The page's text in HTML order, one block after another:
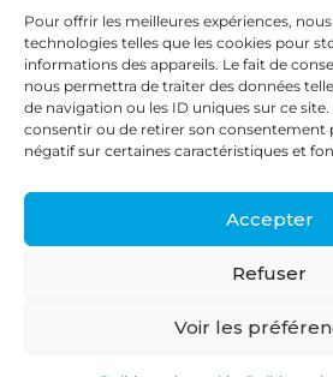
Pour offrir les meilleures expériences,
technologies telles que les cookies pour
informations des appareils. Le fait de
nous permettra de traiter des données
de navigation ou les ID uniques sur ce site.
consentir ou de retirer son consentement
négatif sur certaines caractéristiques et
Accepter
Refuser
Voir les
Contact
87, rue du Ruisseau
38070 St Quentin Fallavier
contact@deza.fr